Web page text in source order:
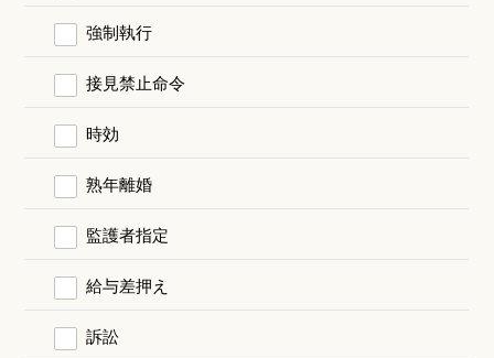
強制執行
接見禁止命令
時効
熟年離婚
監護者指定
給与差押え
訴訟